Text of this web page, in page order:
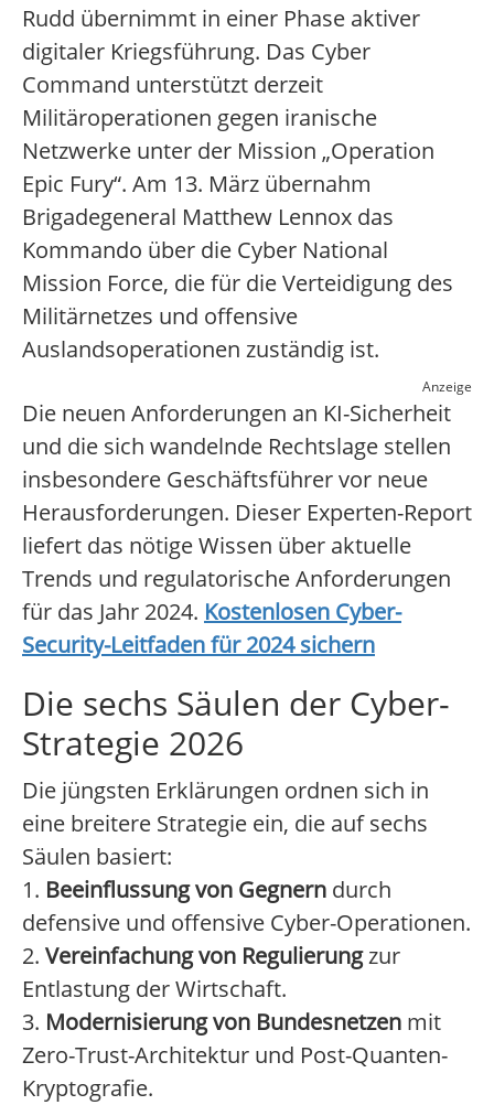
Rudd übernimmt in einer Phase aktiver
digitaler Kriegsführung. Das Cyber
Command unterstützt derzeit
Militäroperationen gegen iranische
Netzwerke unter der Mission „Operation
Epic Fury“. Am 13. März übernahm
Brigadegeneral Matthew Lennox das
Kommando über die Cyber National
Mission Force, die für die Verteidigung des
Militärnetzes und offensive
Auslandsoperationen zuständig ist.
Anzeige
Die neuen Anforderungen an KI-Sicherheit
und die sich wandelnde Rechtslage stellen
insbesondere Geschäftsführer vor neue
Herausforderungen. Dieser Experten-Report
liefert das nötige Wissen über aktuelle
Trends und regulatorische Anforderungen
für das Jahr 2024. Kostenlosen Cyber-
Security-Leitfaden für 2024 sichern
Die sechs Säulen der Cyber-
Strategie 2026
Die jüngsten Erklärungen ordnen sich in
eine breitere Strategie ein, die auf sechs
Säulen basiert:
1. Beeinflussung von Gegnern durch
defensive und offensive Cyber-Operationen.
2. Vereinfachung von Regulierungzur
Entlastung der Wirtschaft.
3. Modernisierung von Bundesnetzen mit
Zero-Trust-Architektur und Post-Quanten-
Kryptografie.